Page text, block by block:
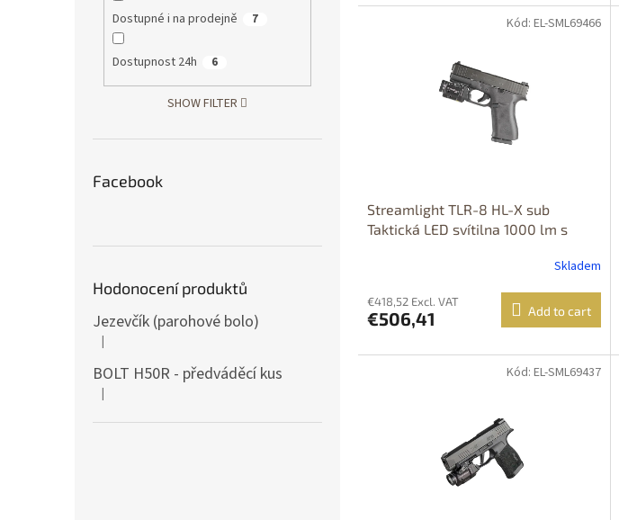
Dostupné i na prodejně 7
Dostupnost 24h 6
SHOW FILTER
Facebook
Hodonocení produktů
Jezevčík (parohové bolo)
The product rating is 5 out of 5 stars.
|
BOLT H50R - předváděcí kus
The product rating is 5 out of 5 stars.
|
Streamlight TLR-8 HL-X sub
Taktická LED svítilna 1000 lm s
POUZE NA ÚZEMÍ ČR!!! Typ: Červený
laser - GLOCK 43X/48 Rail
Skladem
€418,52 Excl. VAT
€506,41 Add to cart
Kód: EL-SML69466
Kód: EL-SML69437